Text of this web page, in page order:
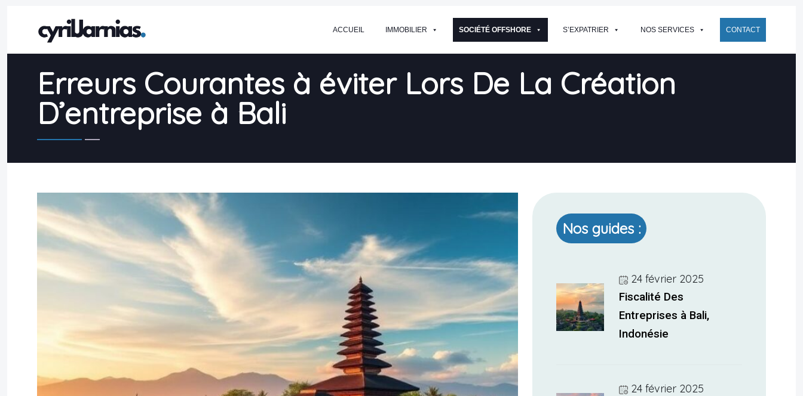
ACCUEIL IMMOBILIER SOCIÉTÉ OFFSHORE S’EXPATRIER NOS SERVICES CONTACT
Erreurs Courantes à éviter Lors De La Création
D’entreprise à Bali
Nos guides :
24 février 2025
Fiscalité Des
Entreprises à Bali,
Indonésie
24 février 2025